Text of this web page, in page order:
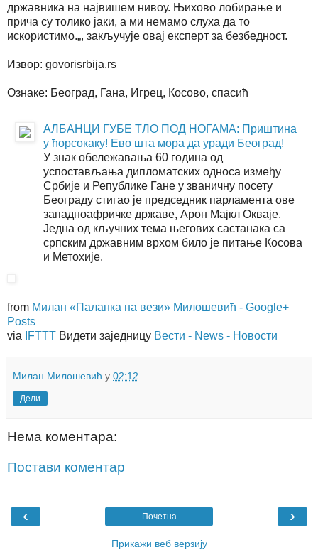
државника на највишем нивоу. Њихово лобирање и
прича су толико јаки, а ми немамо слуха да то
искористимо.„, закључује овај експерт за безбедност.
Извор: govorisrbija.rs
Ознаке: Београд, Гана, Игрец, Косово, спасић
АЛБАНЦИ ГУБЕ ТЛО ПОД НОГАМА: Приштина
у ћорсокаку! Ево шта мора да уради Београд!
У знак обележавања 60 година од
успостављања дипломатских односа између
Србије и Републике Гане у званичну посету
Београду стигао је председник парламента ове
западноафричке државе, Арон Мајкл Окваје.
Једна од кључних тема његових састанака са
српским државним врхом било је питање Косова
и Метохије.
from Милан «Паланка на вези» Милошевић - Google+
Posts
via
IFTTT Видети заједницу Вести - News - Новости
Милан Милошевић у 02:12
Дели
Нема коментара:
Постави коментар
‹ ›
Почетна
Прикажи веб верзију